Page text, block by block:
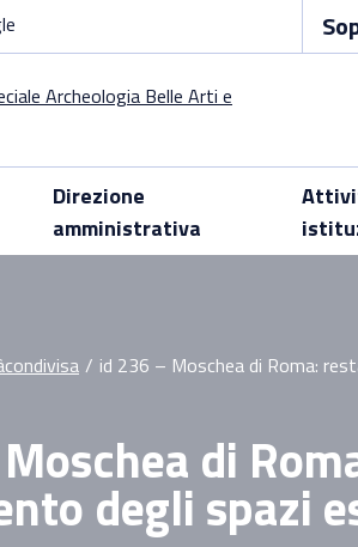
Direzione
amministrativa
/ id 236 – Moschea di Roma:
di
degli spazi